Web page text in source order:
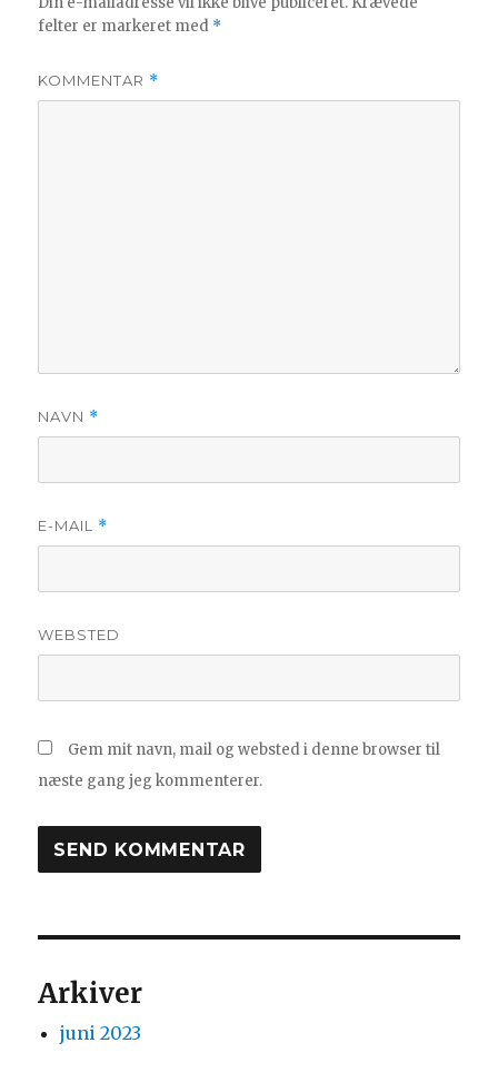
felter er markeret med *
KOMMENTAR *
NAVN *
E-MAIL *
WEBSTED
Gem mit navn, mail og websted i denne browser til
næste gang jeg kommenterer.
Arkiver
juni 2023